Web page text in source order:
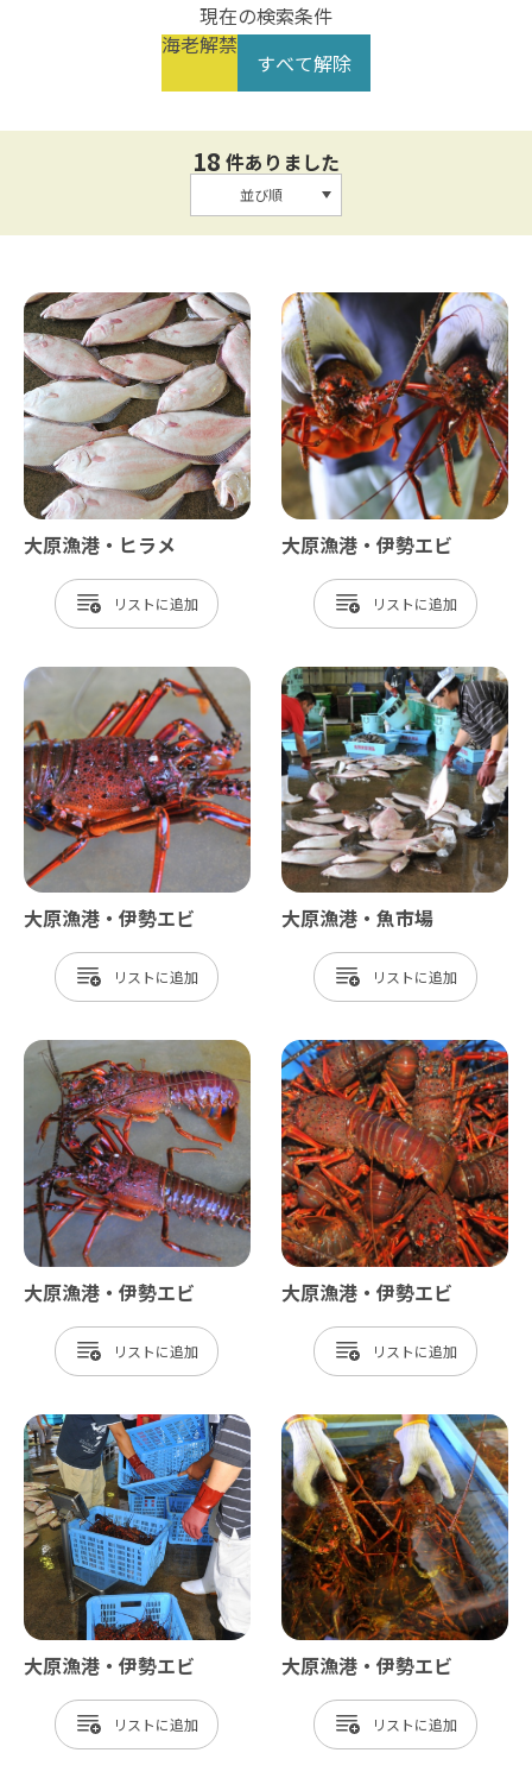
現在の検索条件
海老解禁
すべて解除
18 件ありました
並び順
大原漁港・ヒラメ
リスト
大原漁港・伊勢エビ
リスト
大原漁港・伊勢エビ
リスト
大原漁港・魚市場
リスト
大原漁港・伊勢エビ
リスト
大原漁港・伊勢エビ
リスト
大原漁港・伊勢エビ
リスト
大原漁港・伊勢エビ
リスト